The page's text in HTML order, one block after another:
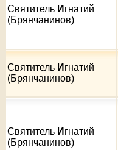
Святитель И гнатий
(Брянчанинов)
Святитель И гнатий
(Брянчанинов)
Святитель И гнатий
(Брянчанинов)